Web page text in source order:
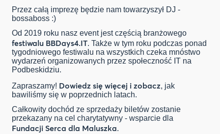
Przez całą imprezę będzie nam towarzyszył DJ -
bossaboss :)
Od 2019 roku nasz event jest częścią branżowego
festiwalu BBDays4.IT. Także w tym roku podczas ponad
tygodniowego festiwalu na wszystkich czeka mnóstwo
wydarzeń organizowanych przez społeczność IT na
Podbeskidziu.
Zapraszamy! Dowiedz się więcej i zobacz, jak
bawiliśmy się w poprzednich latach.
Całkowity dochód ze sprzedaży biletów zostanie
przekazany na cel charytatywny - wsparcie dla
Fundacji Serca dla Maluszka.